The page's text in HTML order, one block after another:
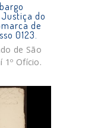
do
de
0123.
de São
1º Ofício.